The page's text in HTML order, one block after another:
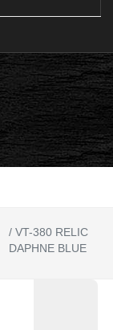
/VT-380 RELIC
DAPHNE BLUE